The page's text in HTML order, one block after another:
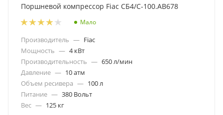
Поршневой компрессор Fiac СБ4/С-100.AB678
Мало
Производитель — Fiac
Мощность — 4 кВт
Производительность — 650 л/мин
Давление — 10 атм
Объем ресивера — 100 л
Питание — 380 Вольт
Вес — 125 кг